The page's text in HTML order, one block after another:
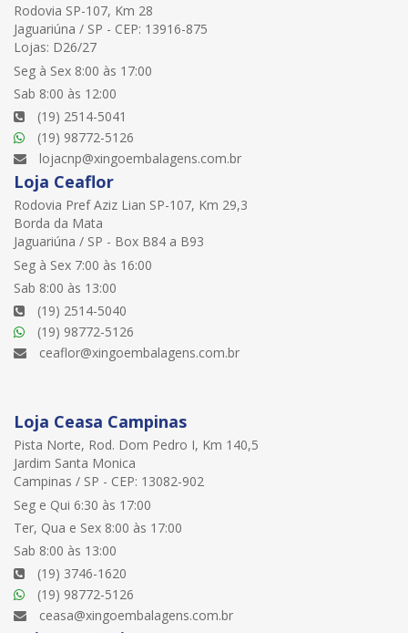
Rodovia SP-107, Km 28
Jaguariúna / SP - CEP: 13916-875
Lojas: D26/27
Seg à Sex 8:00 às 17:00
Sab 8:00 às 12:00
(19) 2514-5041
(19) 98772-5126
lojacnp@xingoembalagens.com.br
Loja Ceaflor
Rodovia Pref Aziz Lian SP-107, Km 29,3
Borda da Mata
Jaguariúna / SP - Box B84 a B93
Seg à Sex 7:00 às 16:00
Sab 8:00 às 13:00
(19) 2514-5040
(19) 98772-5126
ceaflor@xingoembalagens.com.br
Loja Ceasa Campinas
Pista Norte, Rod. Dom Pedro I, Km 140,5
Jardim Santa Monica
Campinas / SP - CEP: 13082-902
Seg e Qui 6:30 às 17:00
Ter, Qua e Sex 8:00 às 17:00
Sab 8:00 às 13:00
(19) 3746-1620
(19) 98772-5126
ceasa@xingoembalagens.com.br